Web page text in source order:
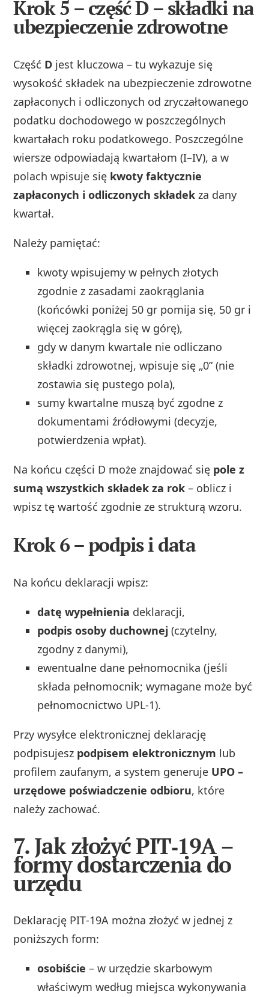
Krok 5 – część D – składki na
ubezpieczenie zdrowotne
Część D jest kluczowa – tu wykazuje się
wysokość składek na ubezpieczenie zdrowotne
zapłaconych i odliczonych od zryczałtowanego
podatku dochodowego w poszczególnych
kwartałach roku podatkowego. Poszczególne
wiersze odpowiadają kwartałom (I–IV), a w
polach wpisuje się kwoty faktycznie
zapłaconych i odliczonych składek za dany
kwartał.
Należy pamiętać:
kwoty wpisujemy w pełnych złotych
zgodnie z zasadami zaokrąglania
(końcówki poniżej 50 gr pomija się, 50 gr i
więcej zaokrągla się w górę),
gdy w danym kwartale nie odliczano
składki zdrowotnej, wpisuje się „0” (nie
zostawia się pustego pola),
sumy kwartalne muszą być zgodne z
dokumentami źródłowymi (decyzje,
potwierdzenia wpłat).
Na końcu części D może znajdować się pole z
sumą wszystkich składek za rok – oblicz i
wpisz tę wartość zgodnie ze strukturą wzoru.
Krok 6 – podpis i data
Na końcu deklaracji wpisz:
datę wypełnienia deklaracji,
podpis osoby duchownej (czytelny,
zgodny z danymi),
ewentualne dane pełnomocnika (jeśli
składa pełnomocnik; wymagane może być
pełnomocnictwo UPL‑1).
Przy wysyłce elektronicznej deklarację
podpisujesz podpisem elektronicznym lub
profilem zaufanym, a system generuje UPO –
urzędowe poświadczenie odbioru, które
należy zachować.
7. Jak złożyć PIT‑19A –
formy dostarczenia do
urzędu
Deklarację PIT‑19A można złożyć w jednej z
poniższych form:
osobiście – w urzędzie skarbowym
właściwym według miejsca wykonywania